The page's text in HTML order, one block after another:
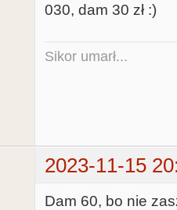
030, dam 30 zł :)
Sikor umarł...
2023-11-15
Dam 60, bo nie